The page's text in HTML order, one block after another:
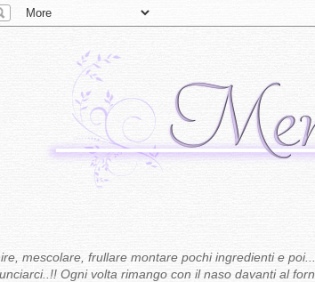
mescolare, frullare montare pochi ingredienti e
Ogni volta rimango con il naso davanti al